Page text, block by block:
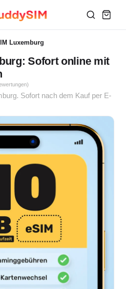
Luxemburg
Sofort online mit
Sofort nach dem Kauf per E-